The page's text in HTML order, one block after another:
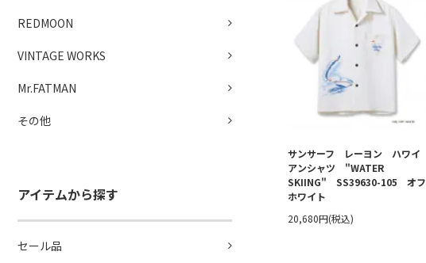
REDMOON
VINTAGE WORKS
Mr.FATMAN
その他
アイテムから探す
セール品
サンサーフ レーヨン ハワイ
アンシャツ "WATER
SKIING" SS39630-105 オフ
ホワイト
20,680円(税込)